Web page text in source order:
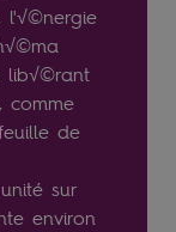
l'√©nergie
lib√©rant
comme
de
sur
environ